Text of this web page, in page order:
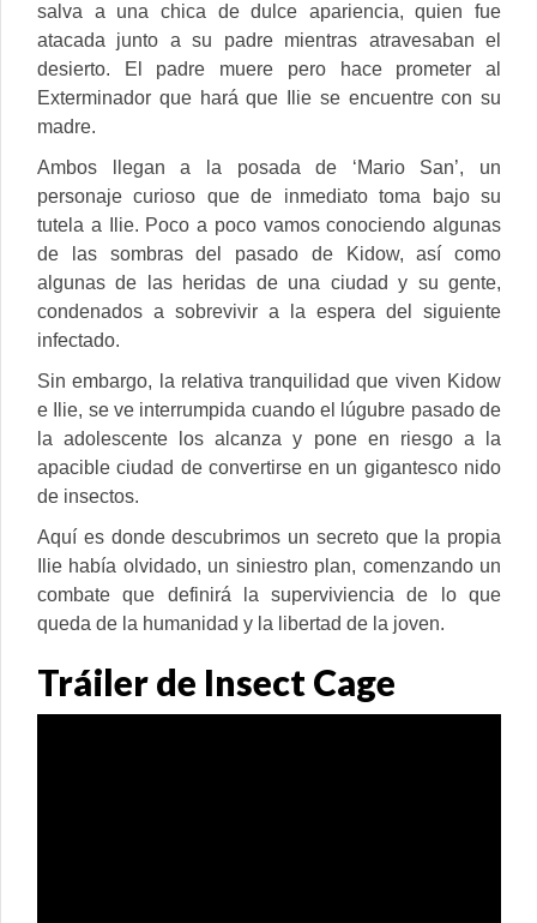
salva a una chica de dulce apariencia, quien fue
atacada junto a su padre mientras atravesaban el
desierto. El padre muere pero hace prometer al
Exterminador que hará que Ilie se encuentre con su
madre.
Ambos llegan a la posada de ‘Mario San’, un
personaje curioso que de inmediato toma bajo su
tutela a Ilie. Poco a poco vamos conociendo algunas
de las sombras del pasado de Kidow, así como
algunas de las heridas de una ciudad y su gente,
condenados a sobrevivir a la espera del siguiente
infectado.
Sin embargo, la relativa tranquilidad que viven Kidow
e Ilie, se ve interrumpida cuando el lúgubre pasado de
la adolescente los alcanza y pone en riesgo a la
apacible ciudad de convertirse en un gigantesco nido
de insectos.
Aquí es donde descubrimos un secreto que la propia
Ilie había olvidado, un siniestro plan, comenzando un
combate que definirá la superviviencia de lo que
queda de la humanidad y la libertad de la joven.
Tráiler de Insect Cage